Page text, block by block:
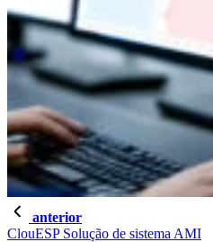
anterior
ClouESP Solução de sistema AMI